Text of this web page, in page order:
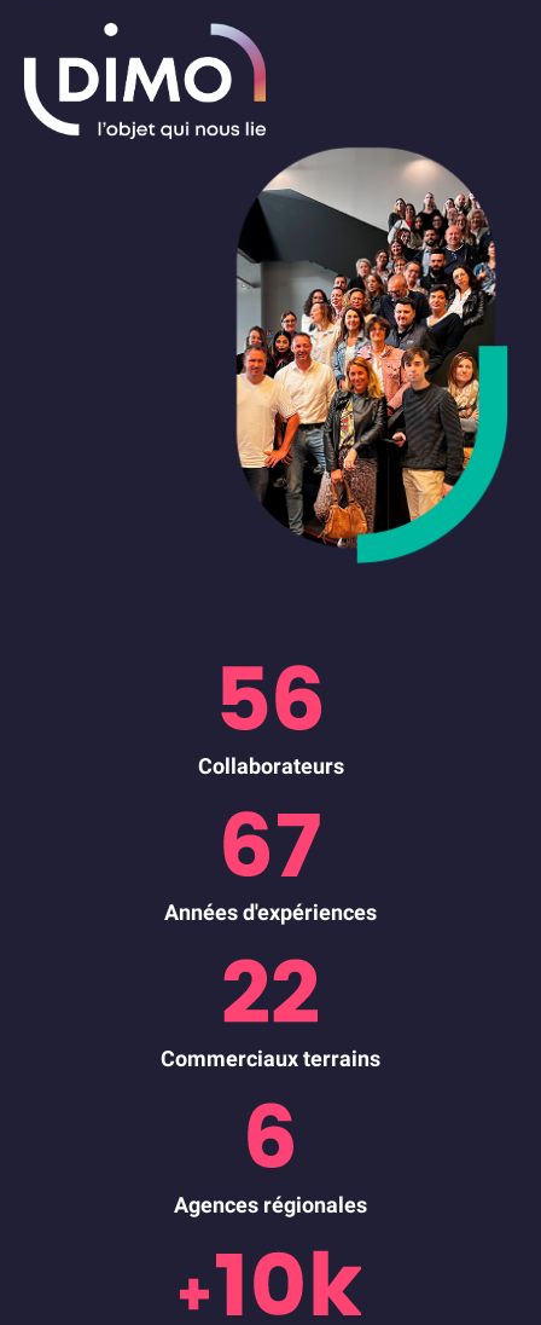
Collaborateurs
Années d'expériences
Commerciaux terrains
Agences régionales